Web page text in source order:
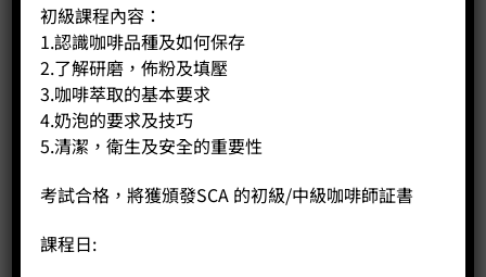
客戶服務
聯絡我們
初級課程內容：
1.認識咖啡品種及如何保存
2.了解研磨，佈粉及填壓
3.咖啡萃取的基本要求
4.奶泡的要求及技巧
5.清潔，衛生及安全的重要性
考試合格，將獲頒發SCA 的初級/中級咖啡師証書
課程日: